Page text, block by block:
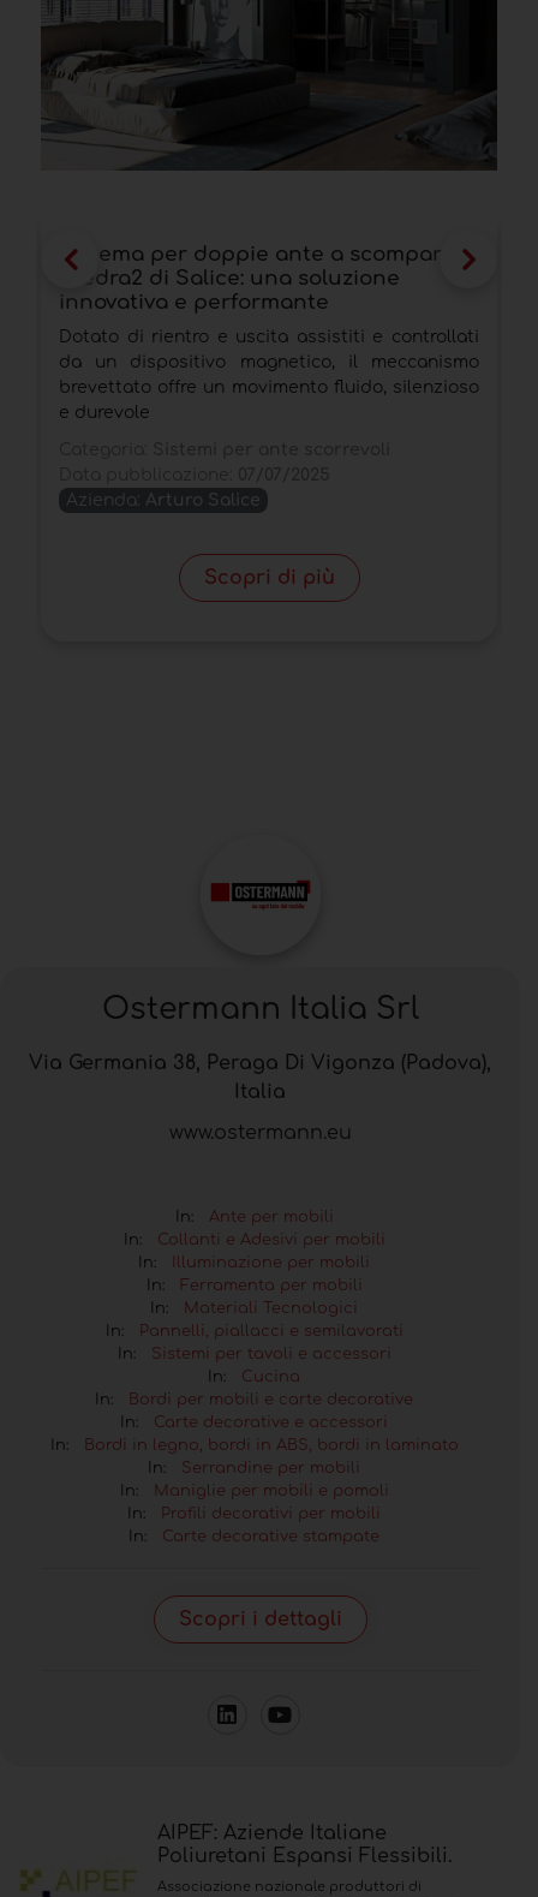
Sistema per doppie ante a scomparsa
Exedra2 di Salice: una soluzione
innovativa e performante
Dotato di rientro e uscita assistiti e controllati
da un dispositivo magnetico, il meccanismo
brevettato offre un movimento fluido, silenzioso
e durevole
Azienda: Arturo Salice
Scopri di più
Ostermann Italia Srl
Via Germania 38, Peraga Di Vigonza (Padova),
Italia
www.ostermann.eu
In:
Ante per mobili
In:
Collanti e Adesivi per mobili
In:
Illuminazione per mobili
In:
Ferramenta per mobili
In:
Materiali Tecnologici
In:
Pannelli, piallacci e semilavorati
In:
Sistemi per tavoli e accessori
In: Cucina
In:
Bordi per mobili e carte decorative
In: Carte decorative e accessori
In:
Bordi in legno, bordi in ABS, bordi in laminato
In: Serrandine per mobili
In:
Maniglie per mobili e pomoli
In:
Profili decorativi per mobili
In: Carte decorative stampate
Scopri i dettagli
AIPEF: Aziende Italiane
Poliuretani Espansi Flessibili.
Associazione nazionale produttori di